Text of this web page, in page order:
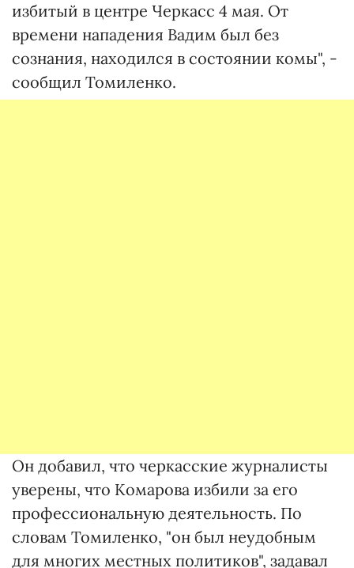
избитый в центре Черкасс 4 мая. От
времени нападения Вадим был без
сознания, находился в состоянии комы", -
сообщил Томиленко.
Он добавил, что черкасские журналисты
уверены, что Комарова избили за его
профессиональную деятельность. По
словам Томиленко, "он был неудобным
для многих местных политиков", задавал